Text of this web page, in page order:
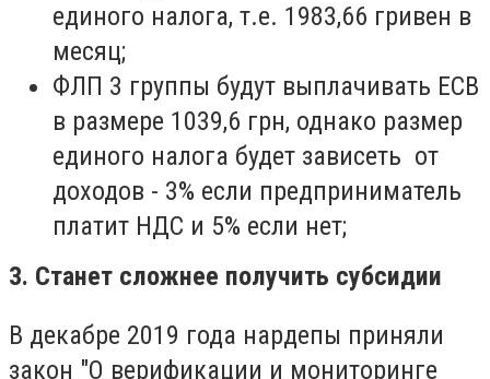
единого налога, т.е. 1983,66 гривен в
месяц;
ФЛП 3 группы будут выплачивать ЕСВ
в размере 1039,6 грн, однако размер
единого налога будет зависеть от
доходов - 3% если предприниматель
платит НДС и 5% если нет;
3. Станет сложнее получить субсидии
В декабре 2019 года нардепы приняли
закон "О верификации и мониторинге